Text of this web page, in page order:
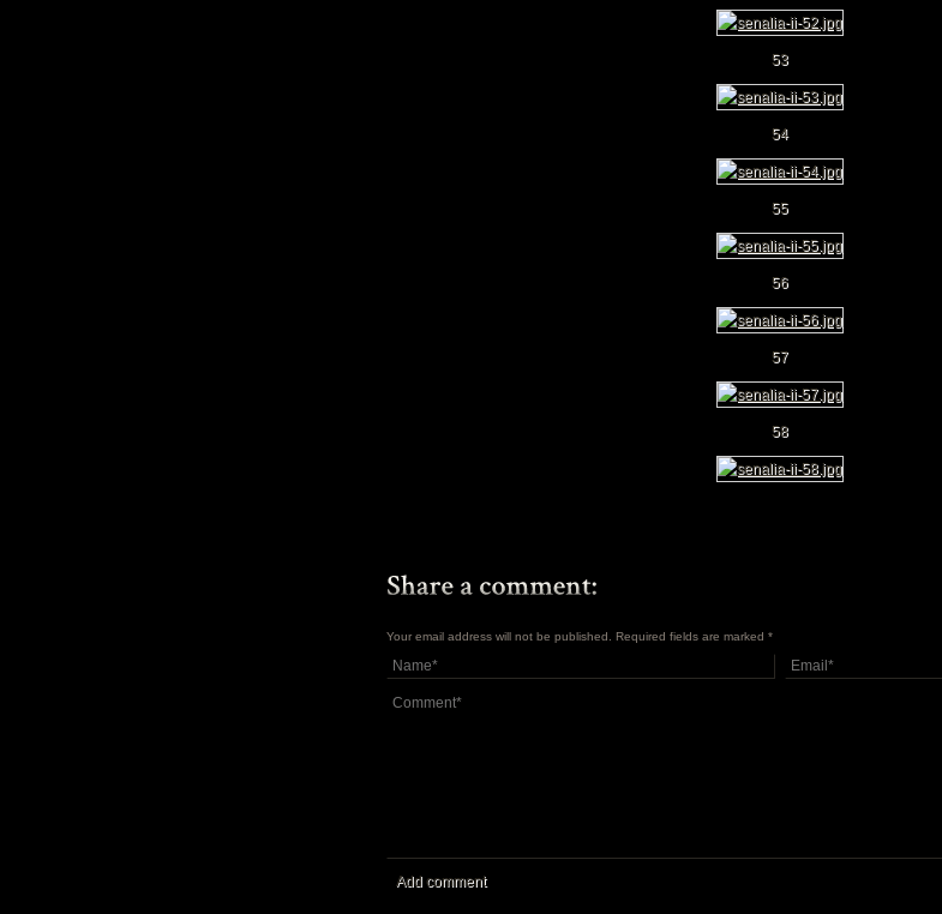
53
54
55
56
57
58
Your email address will not be published. Required fields are marked *
Add comment